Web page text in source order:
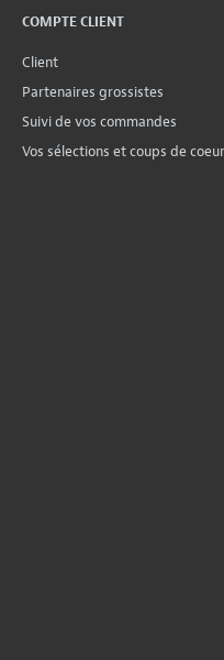
COMPTE CLIENT
Client
Partenaires grossistes
Suivi de vos commandes
Vos sélections et coups de coeur